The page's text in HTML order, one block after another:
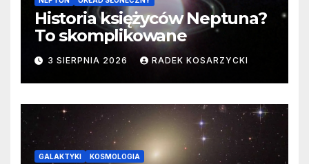
Historia księżyców Neptuna?
To skomplikowane
3 SIERPNIA 2026 RADEK KOSARZYCKI
GALAKTYKI KOSMOLOGIA